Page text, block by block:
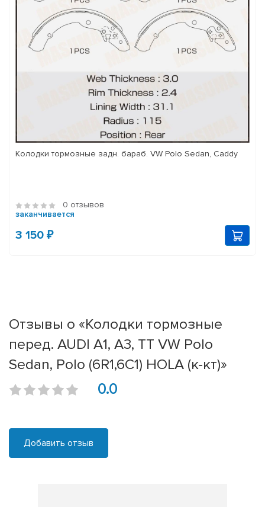
Колодки тормозные задн. бараб. VW Polo Sedan, Caddy
0 отзывов
заканчивается
3 150 ₽
Отзывы о «Колодки тормозные
перед. AUDI A1, A3, TT VW Polo
Sedan, Polo (6R1,6C1) HOLA (к-кт)»
0.0
Добавить отзыв